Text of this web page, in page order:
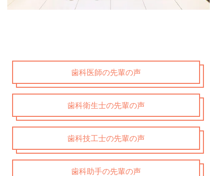
歯科医師の先輩の声
歯科衛生士の先輩の声
歯科技工士の先輩の声
歯科助手の先輩の声